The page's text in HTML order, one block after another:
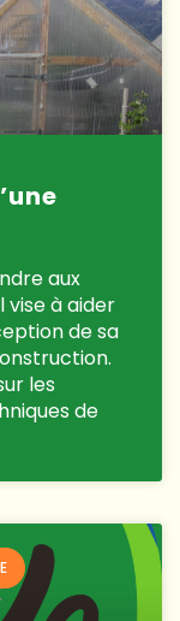
aux
vise à aider
de sa
les
de